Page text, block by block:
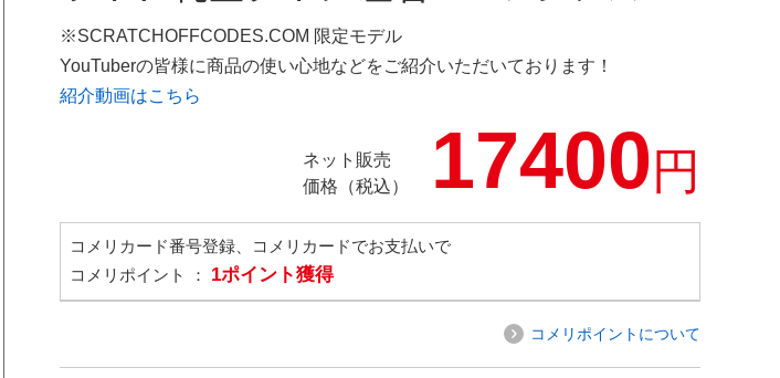
※SCRATCHOFFCODES.COM 限定モデル
YouTuberの皆様に商品の使い心地などをご紹介いただいております！
紹介動画はこちら
ネット販売
価格（税込）
17400円
コメリカード番号登録、コメリカードでお支払いで
コメリポイント ： 1ポイント獲得
コメリポイントについて